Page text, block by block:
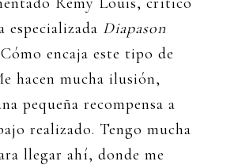
especializada Diapason
encaja este tipo de
hacen mucha ilusión,
pequeña recompensa a
realizado. Tengo mucha
llegar ahí, donde me